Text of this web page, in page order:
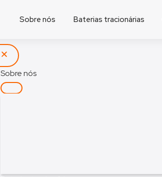
Sobre nós Baterias tracionárias
Sobre nós